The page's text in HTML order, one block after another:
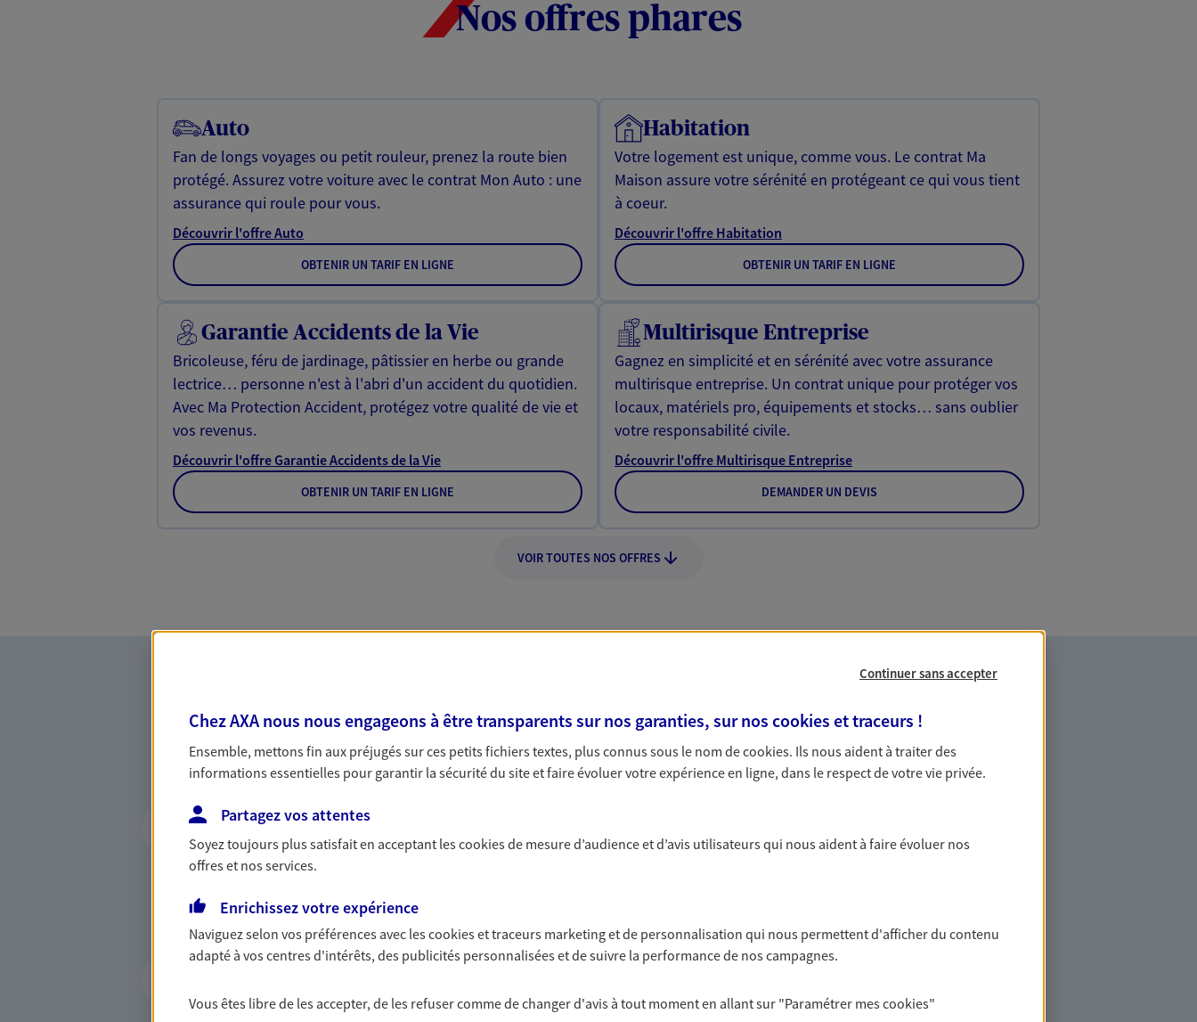
Nos offres phares
Auto
Fan de longs voyages ou petit rouleur, prenez la route bien
protégé. Assurez votre voiture avec le contrat Mon Auto : une
assurance qui roule pour vous.
Découvrir l'offre Auto
OBTENIR UN TARIF EN LIGNE
Habitation
Votre logement est unique, comme vous. Le contrat Ma
Maison assure votre sérénité en protégeant ce qui vous tient
à coeur.
Découvrir l'offre Habitation
OBTENIR UN TARIF EN LIGNE
Garantie Accidents de la Vie
Bricoleuse, féru de jardinage, pâtissier en herbe ou grande
lectrice… personne n'est à l'abri d'un accident du quotidien.
Avec Ma Protection Accident, protégez votre qualité de vie et
vos revenus.
Découvrir l'offre Garantie Accidents de la Vie
OBTENIR UN TARIF EN LIGNE
Multirisque Entreprise
Gagnez en simplicité et en sérénité avec votre assurance
multirisque entreprise. Un contrat unique pour protéger vos
locaux, matériels pro, équipements et stocks… sans oublier
votre responsabilité civile.
Découvrir l'offre Multirisque Entreprise
DEMANDER UN DEVIS
VOIR TOUTES NOS OFFRES
Nos expertises
Accompagner les professionnels et les
entreprises
Comme vous, nous sommes des indépendants. Nous
votre activité, vos collaborateurs... mais aussi vous-même et
votre famille.
médicales
civile, complémentaire santé, multirisques...
Optimiser la gestion de votre
Accompagner les entreprises
vers des solutions en adéquation avec la situation de votre
Continuer sans accepter
Chez AXA nous nous engageons à être transparents sur nos garanties, sur nos cookies et traceurs !
Ensemble, mettons fin aux préjugés sur ces petits fichiers textes, plus connus sous le nom decookies. Ils nous aident à traiter des
informations essentielles pour garantir la sécurité du site et faire évoluer votre expérience en ligne, dans le respect de votre vie privée.
Partagez vos attentes
Soyez toujours plus satisfait en acceptant lescookiesde mesure d’audience et d’avis utilisateurs qui nous aident à faire évoluer nos
offres et nos services.
Enrichissez votre expérience
Naviguez selon vos préférences avec lescookies et traceurs marketing et de personnalisation qui nous permettent d'afficher du contenu
adapté à vos centres d'intérêts, des publicités personnalisées et de suivre la performance de nos campagnes.
Vous êtes libre de les accepter, de les refuser comme de changer d'avis à tout moment en allant sur "Paramétrer mescookies"